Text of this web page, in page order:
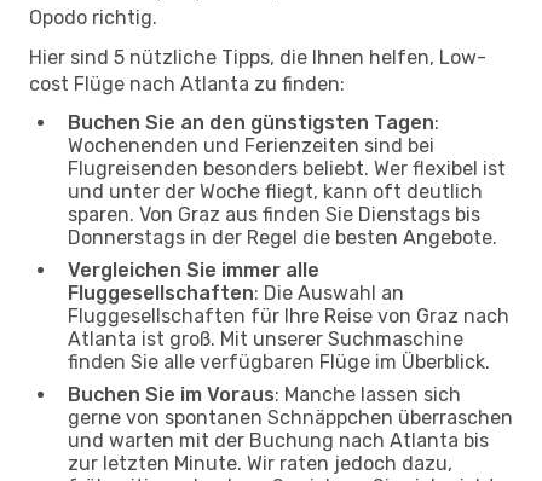
Opodo richtig.
Hier sind 5 nützliche Tipps, die Ihnen helfen, Low-
cost Flüge nach Atlanta zu finden:
Buchen Sie an den günstigsten Tagen:
Wochenenden und Ferienzeiten sind bei
Flugreisenden besonders beliebt. Wer flexibel ist
und unter der Woche fliegt, kann oft deutlich
sparen. Von Graz aus finden Sie Dienstags bis
Donnerstags in der Regel die besten Angebote.
Vergleichen Sie immer alle
Fluggesellschaften: Die Auswahl an
Fluggesellschaften für Ihre Reise von Graz nach
Atlanta ist groß. Mit unserer Suchmaschine
finden Sie alle verfügbaren Flüge im Überblick.
Buchen Sie im Voraus: Manche lassen sich
gerne von spontanen Schnäppchen überraschen
und warten mit der Buchung nach Atlanta bis
zur letzten Minute. Wir raten jedoch dazu,